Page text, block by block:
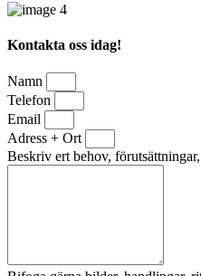
Kontakta oss idag!
Namn
Telefon
Email
Adress + Ort
Beskriv ert behov,